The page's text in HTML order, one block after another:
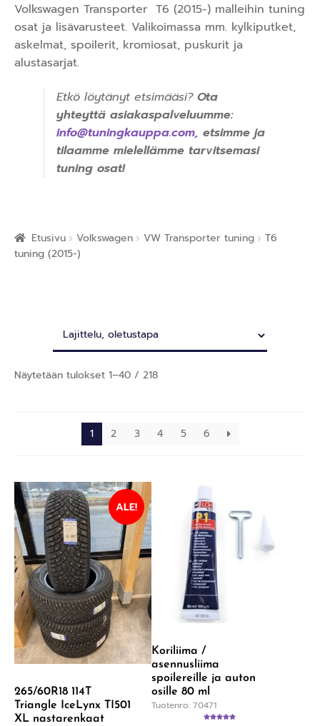
Volkswagen Transporter T6 (2015-) malleihin tuning
osat ja lisävarusteet. Valikoimassa mm. kylkiputket,
askelmat, spoilerit, kromiosat, puskurit ja
alustasarjat.
Etkö löytänyt etsimääsi? Ota
yhteyttä asiakaspalveluumme:
info@tuningkauppa.com, etsimme ja
tilaamme mielellämme tarvitsemasi
tuning osat!
Etusivu Volkswagen VW Transporter tuning
T6
tuning (2015-)
Näytetään tulokset 1–40 / 218
1 2 3 4 5 6
265/60R18 114T
Triangle IceLynx TI501
XL nastarenkaat
ALE!
Koriliima /
asennusliima
spoilereille ja auton
osille 80 ml
Tuotenro: 70471